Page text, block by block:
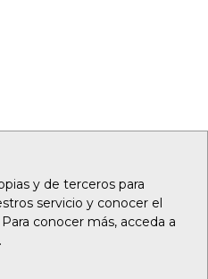
y de terceros para
servicio y conocer el
conocer más, acceda a
.